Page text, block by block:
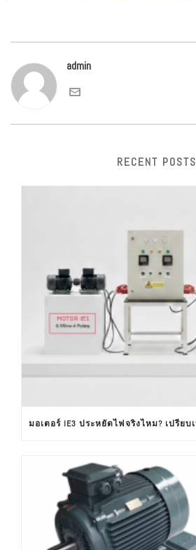
admin
RECENT POSTS